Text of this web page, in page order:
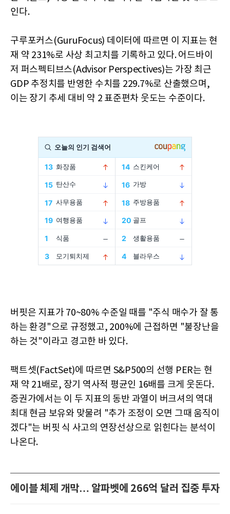
인다.
구루포커스(GuruFocus) 데이터에 따르면 이 지표는 현
재 약 231%로 사상 최고치를 기록하고 있다. 어드바이
저 퍼스펙티브스(Advisor Perspectives)는 가장 최근
GDP 추정치를 반영한 수치를 229.7%로 산출했으며,
이는 장기 추세 대비 약 2 표준편차 웃도는 수준이다.
버핏은 지표가 70~80% 수준일 때를 "주식 매수가 잘 통
하는 환경"으로 규정했고, 200%에 근접하면 "불장난을
하는 것"이라고 경고한 바 있다.
팩트셋(FactSet)에 따르면 S&P500의 선행 PER는 현
재 약 21배로, 장기 역사적 평균인 16배를 크게 웃돈다.
증권가에서는 이 두 지표의 동반 과열이 버크셔의 역대
최대 현금 보유와 맞물려 "추가 조정이 오면 그때 움직이
겠다"는 버핏 식 사고의 연장선상으로 읽힌다는 분석이
나온다.
에이블 체제 개막… 알파벳에 266억 달러 집중 투자